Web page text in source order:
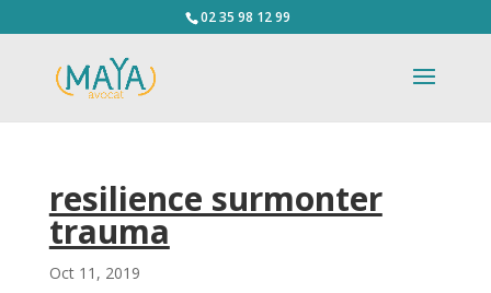
02 35 98 12 99
resilience surmonter
trauma
Oct 11, 2019